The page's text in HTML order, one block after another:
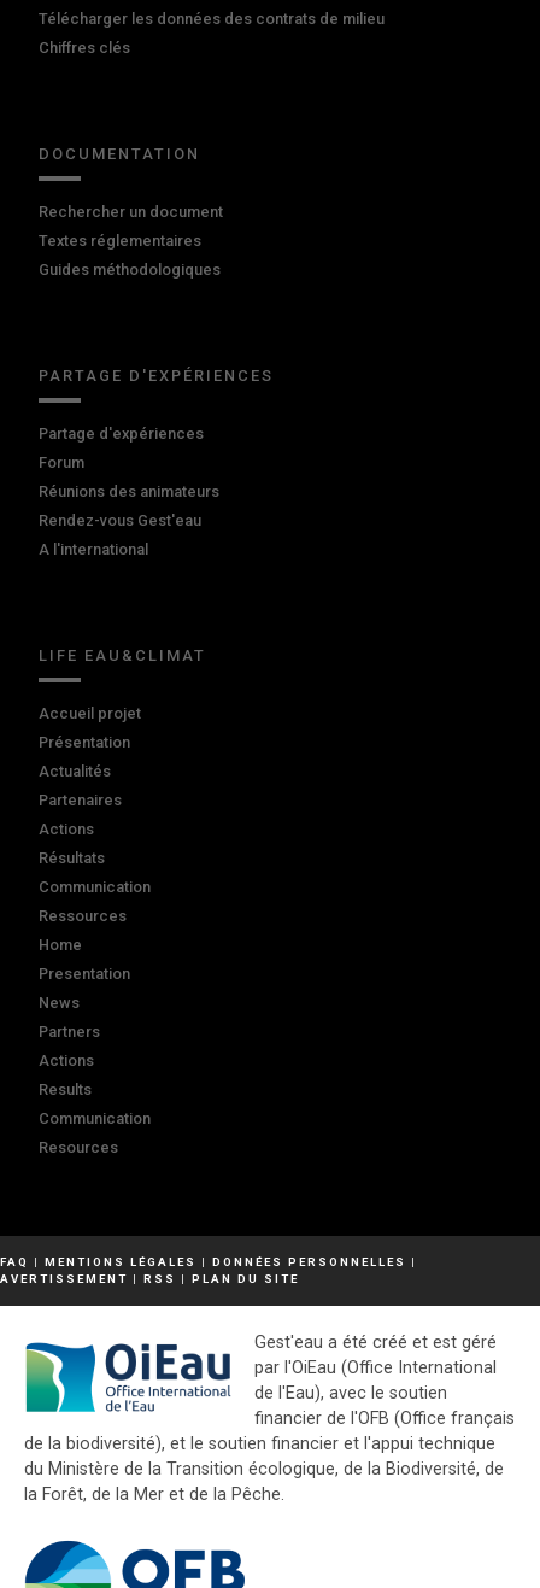
Télécharger les données des contrats de milieu
Chiffres clés
DOCUMENTATION
Rechercher un document
Textes réglementaires
Guides méthodologiques
PARTAGE D'EXPÉRIENCES
Partage d'expériences
Forum
Réunions des animateurs
Rendez-vous Gest'eau
A l'international
LIFE EAU&CLIMAT
Accueil projet
Présentation
Actualités
Partenaires
Actions
Résultats
Communication
Ressources
Home
Presentation
News
Partners
Actions
Results
Communication
Resources
FAQ | MENTIONS LÉGALES | DONNÉES PERSONNELLES
|
AVERTISSEMENT | RSS | PLAN DU SITE
Gest'eau a été créé et est géré
par l'OiEau (Office International
de l'Eau), avec le soutien
financier de l'OFB (Office français
de la biodiversité), et le soutien financier et l'appui technique
du Ministère de la Transition écologique, de la Biodiversité, de
la Forêt, de la Mer et de la Pêche.